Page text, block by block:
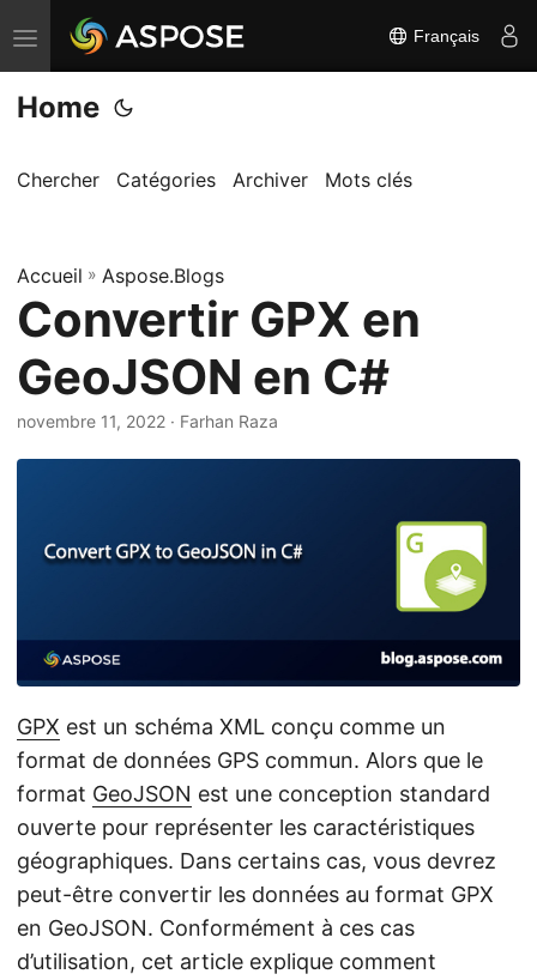
B
a
s
u
r
l
a
n
o
n
Français
Home
Chercher Catégories Archiver Mots clés
Accueil » Aspose.Blogs
Convertir GPX en
GeoJSON en C#
novembre 11, 2022 · Farhan Raza
GPX est un schéma XML conçu comme un
format de données GPS commun. Alors que le
format GeoJSON est une conception standard
ouverte pour représenter les caractéristiques
géographiques. Dans certains cas, vous devrez
peut-être convertir les données au format GPX
en GeoJSON. Conformément à ces cas
d’utilisation, cet article explique comment